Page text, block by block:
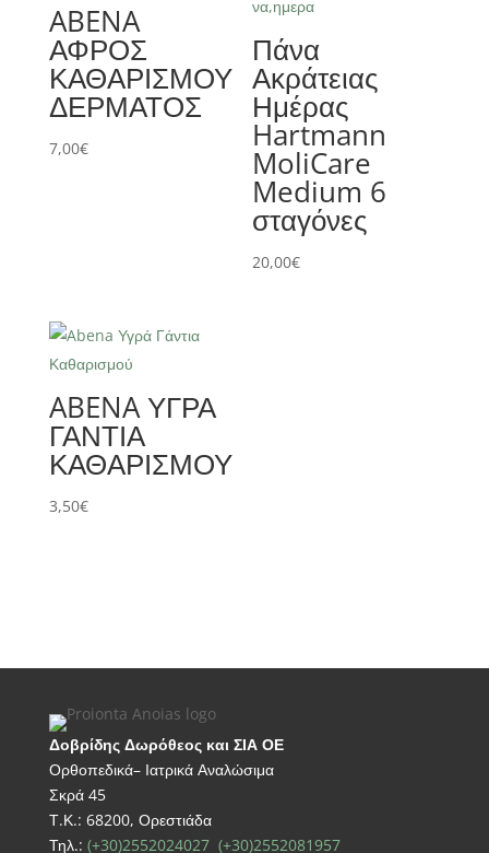
ABENA
ΑΦΡΟΣ
ΚΑΘΑΡΙΣΜΟΥ
ΔΕΡΜΑΤΟΣ
7,00€
Πάνα
Ακράτειας
Ημέρας
Hartmann
MoliCare
Medium 6
σταγόνες
20,00€
ABENA ΥΓΡΑ
ΓΑΝΤΙΑ
ΚΑΘΑΡΙΣΜΟΥ
3,50€
Δοβρίδης Δωρόθεος και ΣΙΑ ΟΕ
Ορθοπεδικά– Ιατρικά Αναλώσιμα
Σκρά 45
Τ.Κ.: 68200, Ορεστιάδα
Τηλ.: (+30)2552024027 (+30)2552081957